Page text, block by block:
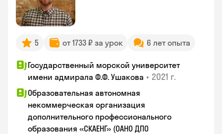
5 от 1733 ₽ за урок 6 лет опыта
Государственный морской университет
имени адмирала Ф.Ф. Ушакова • 2021 г.
Образовательная автономная
некоммерческая организация
дополнительного профессионального
образования «СКАЕНГ» (ОАНО ДПО